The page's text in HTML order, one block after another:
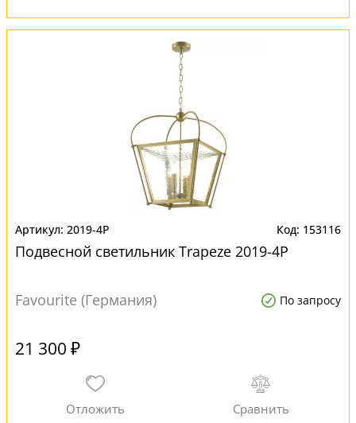
2019-4P 153116
Подвесной светильник Trapeze 2019-4P
Favourite (Германия) По запросу
21 300 ₽